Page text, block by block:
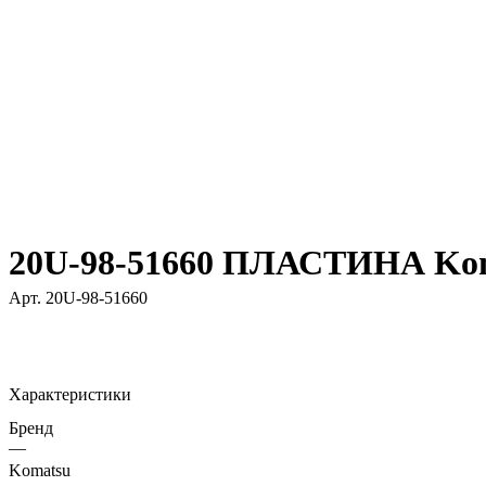
20U-98-51660 ПЛАСТИНА
Арт. 20U-98-51660
Характеристики
Бренд
—
Komatsu